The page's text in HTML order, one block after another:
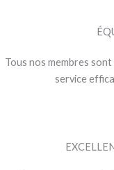
Tous nos membres
service